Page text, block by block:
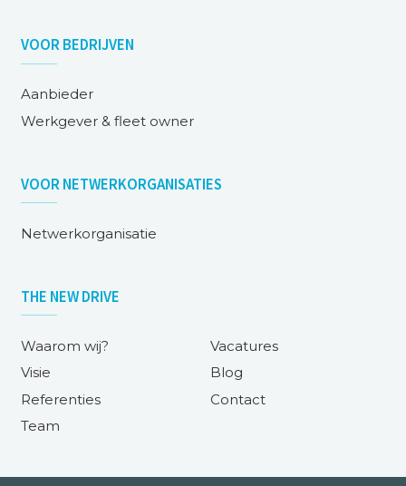
VOORBEDRIJVEN
Aanbieder
Werkgever & fleet owner
VOORNETWERKORGANISATIES
Netwerkorganisatie
THE NEW DRIVE
Waarom wij?
Visie
Referenties
Team
Vacatures
Blog
Contact